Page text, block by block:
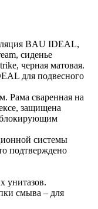
BAU IDEAL,
сиденье
черная матовая.
для подвесного
Рама сваренная на
защищена
системы
подтверждено
унитазов.
смыва – для